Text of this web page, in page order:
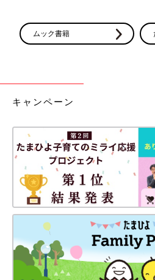
ムック書籍
キャンペーン